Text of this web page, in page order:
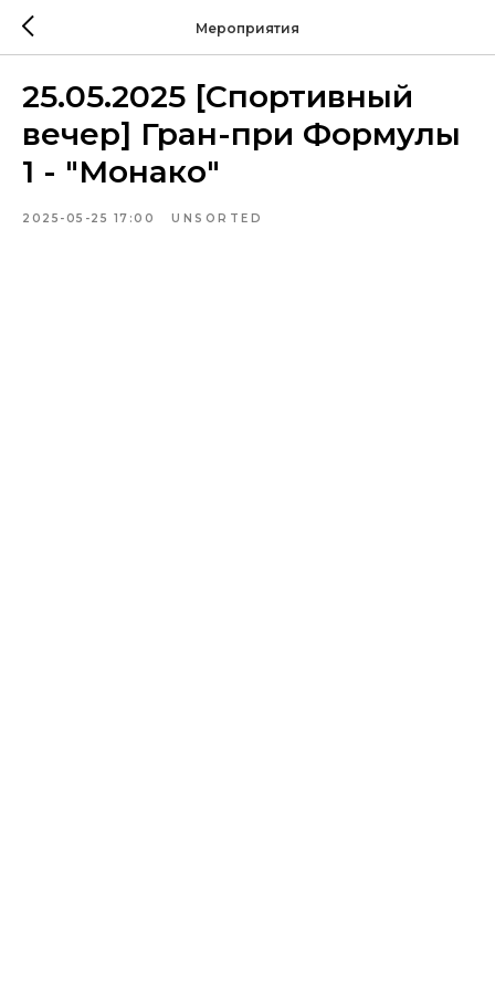
Мероприятия
25.05.2025 [Спортивный
вечер] Гран-при Формулы
1 - "Монако"
2025-05-25 17:00 UNSORTED